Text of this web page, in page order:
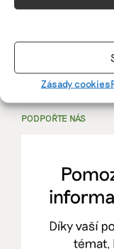
Zásady cookies
právnička/
Více naEkoJobs>
PODPOŘTE NÁS